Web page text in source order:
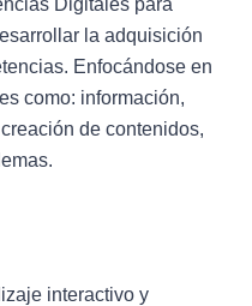
Digitales para
la adquisición
Enfocándose en
como: información,
de contenidos,
interactivo y